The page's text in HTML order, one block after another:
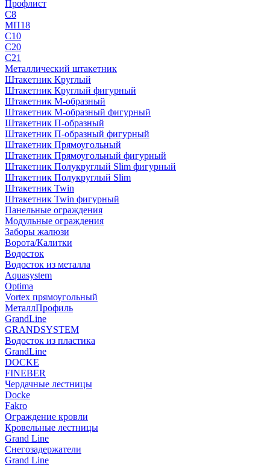
Профлист
С8
МП18
С10
С20
С21
Металлический штакетник
Штакетник Круглый
Штакетник Круглый фигурный
Штакетник М-образный
Штакетник М-образный фигурный
Штакетник П-образный
Штакетник П-образный фигурный
Штакетник Прямоугольный
Штакетник Прямоугольный фигурный
Штакетник Полукруглый Slim фигурный
Штакетник Полукруглый Slim
Штакетник Twin
Штакетник Twin фигурный
Панельные ограждения
Модульные ограждения
Заборы жалюзи
Ворота/Калитки
Водосток
Водосток из металла
Aquasystem
Optima
Vortex прямоугольный
МеталлПрофиль
GrandLine
GRANDSYSTEM
Водосток из пластика
GrandLine
DOCKE
FINEBER
Чердачные лестницы
Docke
Fakro
Ограждение кровли
Кровельные лестницы
Grand Line
Снегозадержатели
Grand Line